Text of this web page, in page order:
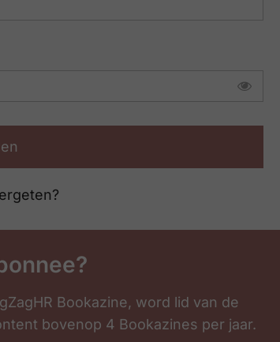
Bookazine, word lid van de
bovenop 4 Bookazines per jaar.